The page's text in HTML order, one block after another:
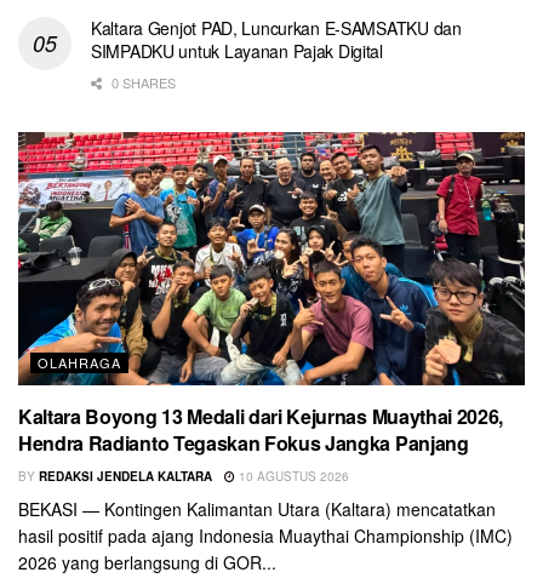
Kaltara Genjot PAD, Luncurkan E-SAMSATKU dan
SIMPADKU untuk Layanan Pajak Digital
0 SHARES
OLAHRAGA
Kaltara Boyong 13 Medali dari Kejurnas Muaythai 2026,
Hendra Radianto Tegaskan Fokus Jangka Panjang
BY REDAKSI JENDELA KALTARA 10 AGUSTUS 2026
BEKASI — Kontingen Kalimantan Utara (Kaltara) mencatatkan
hasil positif pada ajang Indonesia Muaythai Championship (IMC)
2026 yang berlangsung di GOR...